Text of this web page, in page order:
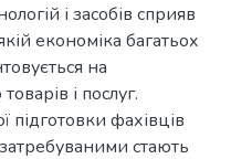
і засобів сприяв
економіка багатьох
на
і послуг.
підготовки фахівців
стають